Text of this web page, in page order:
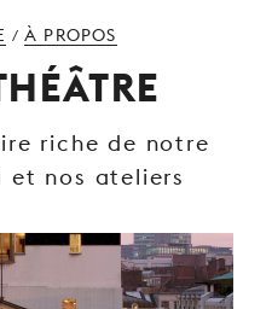
MAGAZINE
TICKETS &
VOTRE
/ À PROPOS
riche de notre
et nos ateliers